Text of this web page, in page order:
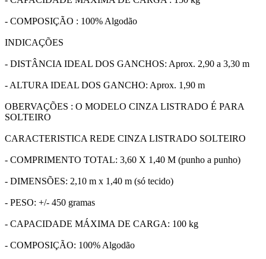
- COMPOSIÇÃO : 100% Algodão
INDICAÇÕES
- DISTÂNCIA IDEAL DOS GANCHOS: Aprox. 2,90 a 3,30 m
- ALTURA IDEAL DOS GANCHO: Aprox. 1,90 m
OBERVAÇÕES : O MODELO CINZA LISTRADO É PARA
SOLTEIRO
CARACTERISTICA REDE CINZA LISTRADO SOLTEIRO
- COMPRIMENTO TOTAL: 3,60 X 1,40 M (punho a punho)
- DIMENSÕES: 2,10 m x 1,40 m (só tecido)
- PESO: +/- 450 gramas
- CAPACIDADE MÁXIMA DE CARGA: 100 kg
- COMPOSIÇÃO: 100% Algodão